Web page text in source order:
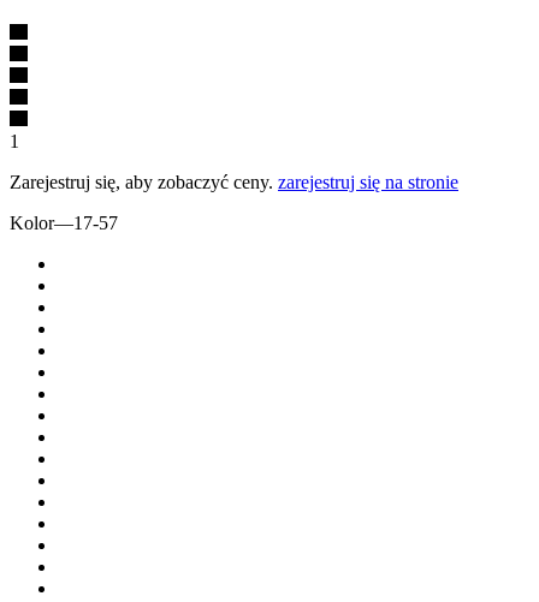
1
Zarejestruj się, aby zobaczyć ceny. zarejestruj się na stronie
Kolor—17-57